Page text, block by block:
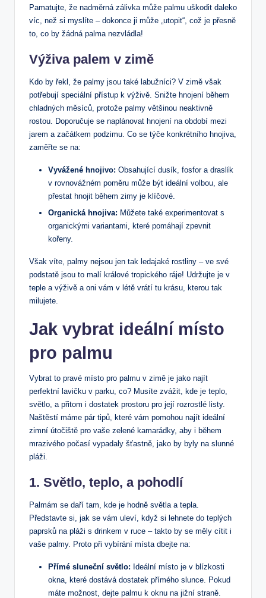
Pamatujte, že⁣ nadměrná zálivka může palmu uškodit daleko
víc, než si myslíte – dokonce ji může ‌„utopit“, což je ⁤přesně
to, co by ⁢žádná palma ⁤nezvládla!
Výživa palem⁢ v zimě
Kdo by řekl, že palmy jsou také labužníci?​ V zimě však
potřebují speciální přístup k výživě. Snižte hnojení během
chladných měsíců, ⁣protože palmy většinou neaktivně
⁢rostou. Doporučuje se naplánovat hnojení na období mezi‌
jarem a začátkem podzimu.‍ Co ‌se týče ⁢konkrétního hnojiva,
zaměřte se na:
Vyvážené hnojivo: Obsahující⁣ dusík, fosfor ⁤a⁤ draslík
v rovnovážném poměru⁣ může být ideální volbou, ale
přestat⁤ hnojit během zimy je klíčové.
Organická⁤ hnojiva: Můžete také⁤ experimentovat s
organickými variantami, které pomáhají ‌zpevnit
⁣kořeny.
Však víte, palmy nejsou jen tak ‌ledajaké rostliny – ve své
podstatě jsou to malí králové tropického ráje! Udržujte je v
teple ⁣a výživě a oni vám v ⁤létě vrátí tu krásu, kterou tak
milujete.
Jak vybrat ideální místo​
pro palmu
Vybrat to pravé místo pro palmu v zimě ⁢je jako najít
perfektní lavičku v parku, co? Musíte zvážit, kde ​je teplo, ​
světlo, a přitom i dostatek ‌prostoru​ pro její rozrostlé listy.
Naštěstí máme⁢ pár tipů, které vám pomohou najít ideální‍
zimní útočiště pro vaše ‍zelené kamarádky, ‍aby i⁣ během⁣
mrazivého ‍počasí vypadaly šťastně, jako by byly na slunné
pláži.
1. Světlo, teplo, a pohodlí
Palmám se daří tam, kde je hodně světla a tepla.
Představte ⁢si,⁣ jak​ se⁢ vám uleví, když si ⁤lehnete ‌do⁤ teplých
paprsků na pláži s​ drinkem v ruce – takto by se měly cítit i
vaše⁣ palmy. ⁤Proto při vybírání místa dbejte na:
Přímé sluneční světlo: Ideální místo je v blízkosti
okna, které ‍dostává dostatek přímého ⁣slunce. Pokud ​
máte možnost, dejte palmu⁤ k oknu na jižní⁤ straně.